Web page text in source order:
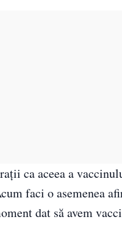
ca aceea a
faci o asemenea
dat să avem